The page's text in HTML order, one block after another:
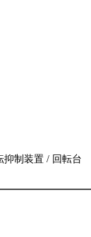
制装置 / 回転台